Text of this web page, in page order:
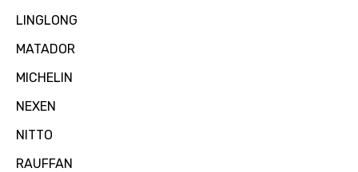
LINGLONG
MATADOR
MICHELIN
NEXEN
NITTO
RAUFFAN